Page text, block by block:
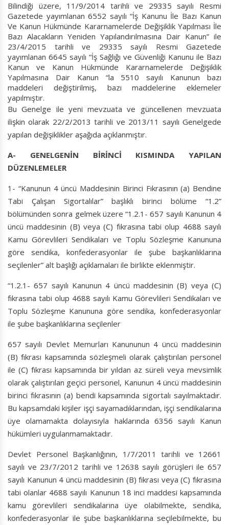
Bilindiği üzere, 11/9/2014 tarihli ve 29335 sayılı Resmi
Gazetede yayımlanan 6552 sayılı “İş Kanunu İle Bazı Kanun
Ve Kanun Hükmünde Kararnamelerde Değişiklik Yapılması İle
Bazı Alacakların Yeniden Yapılandırılmasına Dair Kanun” ile
23/4/2015 tarihli ve 29335 sayılı Resmi Gazetede
yayımlanan 6645 sayılı “İş Sağlığı ve Güvenliği Kanunu ile Bazı
Kanun ve Kanun Hükmünde Kararnamelerde Değişiklik
Yapılmasına Dair Kanun “la 5510 sayılı Kanunun bazı
maddeleri değiştirilmiş, bazı maddelerine eklemeler
yapılmıştır.
Bu Genelge ile yeni mevzuata ve güncellenen mevzuata
ilişkin olarak 22/2/2013 tarihli ve 2013/11 sayılı Genelgede
yapılan değişiklikler aşağıda açıklanmıştır.
A- GENELGENİN BİRİNCİ KISMINDA YAPILAN
DÜZENLEMELER
1- “Kanunun 4 üncü Maddesinin Birinci Fıkrasının (a) Bendine
Tabi Çalışan Sigortalılar” başlıklı birinci bölüme “1.2”
bölümünden sonra gelmek üzere “1.2.1- 657 sayılı Kanunun 4
üncü maddesinin (B) veya (C) fıkrasına tabi olup 4688 sayılı
Kamu Görevlileri Sendikaları ve Toplu Sözleşme Kanununa
göre sendika, konfederasyonlar ile şube başkanlıklarına
seçilenler” alt başlığı açıklamaları ile birlikte eklenmiştir.
“1.2.1- 657 sayılı Kanunun 4 üncü maddesinin (B) veya (C)
fıkrasına tabi olup 4688 sayılı Kamu Görevlileri Sendikaları ve
Toplu Sözleşme Kanununa göre sendika, konfederasyonlar
ile şube başkanlıklarına seçilenler
657 sayılı Devlet Memurları Kanununun 4 üncü maddesinin
(B) fıkrası kapsamında sözleşmeli olarak çalıştırılan personel
ile (C) fıkrası kapsamında bir yıldan az süreli veya mevsimlik
olarak çalıştırılan geçici personel, Kanunun 4 üncü maddesinin
birinci fıkrasının (a) bendi kapsamında sigortalı sayılmaktadır.
Bu kapsamdaki kişiler işçi sayamadıklarından, işçi sendikalarına
üye olamamakta dolayısıyla haklarında 6356 sayılı Kanun
hükümleri uygulanmamaktadır.
Devlet Personel Başkanlığının, 1/7/2011 tarihli ve 12661
sayılı ve 23/7/2012 tarihli ve 12638 sayılı görüşleri ile 657
sayılı Kanunun 4 üncü maddesinin (B) fıkrası veya (C) fıkrasına
tabi olanlar 4688 sayılı Kanunun 18 inci maddesi kapsamında
kamu görevlileri sendikalarına üye olabilmekte, sendika,
konfederasyonlar ile şube başkanlıklarına seçilebilmekte, bu